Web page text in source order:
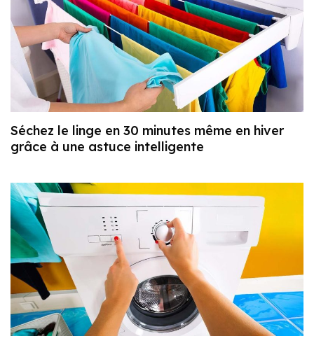
Séchez le linge en 30 minutes même en hiver
grâce à une astuce intelligente